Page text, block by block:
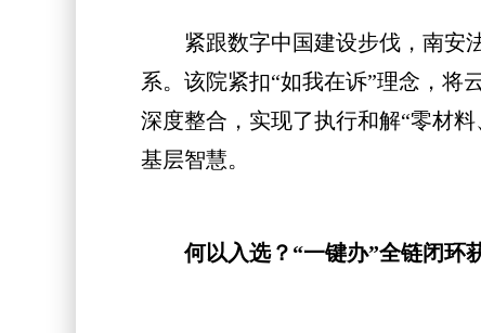
紧跟数字中国建设步伐，南安法
系。该院紧扣“如我在诉”理念，将
深度整合，实现了执行和解“零材
基层智慧。
何以入选？“一键办”全链闭环